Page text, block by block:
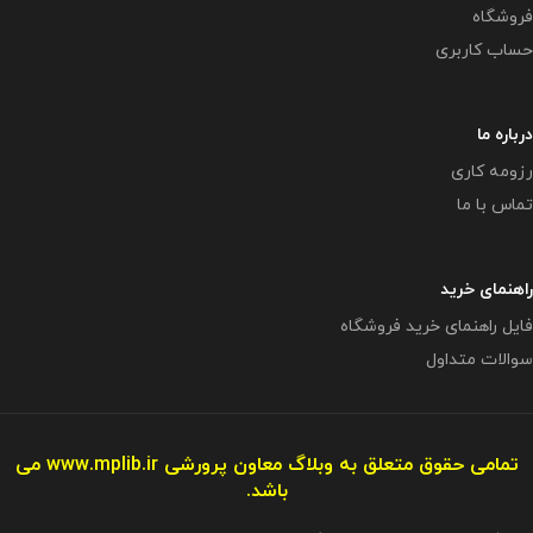
فروشگاه
حساب کاربری
درباره ما
رزومه کاری
تماس با ما
راهنمای خرید
فایل راهنمای خرید فروشگاه
سوالات متداول
تمامی حقوق متعلق به وبلاگ معاون پرورشیwww.mplib.ir می
باشد.